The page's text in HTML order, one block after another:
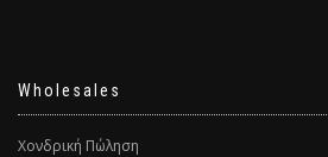
Wholesales
Χονδρική Πώληση